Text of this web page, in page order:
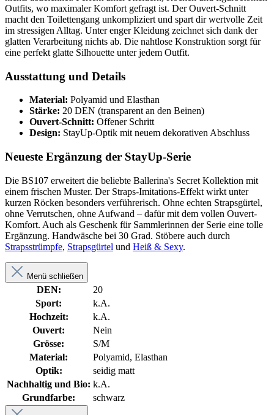
Outfits, wo maximaler Komfort gefragt ist. Der Ouvert-Schnitt
macht den Toilettengang unkompliziert und spart dir wertvolle Zeit
im stressigen Alltag. Unter enger Kleidung zeichnet sich dank der
glatten Verarbeitung nichts ab. Die nahtlose Konstruktion sorgt für
eine perfekt glatte Silhouette unter jedem Outfit.
Ausstattung und Details
Material: Polyamid und Elasthan
Stärke: 20 DEN (transparent an den Beinen)
Ouvert-Schnitt: Offener Schritt
Design: StayUp-Optik mit neuem dekorativen Abschluss
Neueste Ergänzung der StayUp-Serie
Die BS107 erweitert die beliebte Ballerina's Secret Kollektion mit
einem frischen Muster. Der Straps-Imitations-Effekt wirkt unter
kurzen Röcken besonders verführerisch. Ohne echten Strapsgürtel,
ohne Verrutschen, ohne Aufwand – dafür mit dem vollen Ouvert-
Komfort. Auch als Geschenk für Sammlerinnen der Serie eine tolle
Ergänzung. Handwäsche bei 30 Grad. Stöbere auch durch
Strapsstrümpfe, Strapsgürtel und Heiß & Sexy.
Menü schließen
DEN:
20
Sport:
k.A.
Hochzeit:
k.A.
Ouvert:
Nein
Grösse:
S/M
Material:
Polyamid, Elasthan
Optik:
seidig matt
Nachhaltig und Bio: k.A.
Grundfarbe:
schwarz